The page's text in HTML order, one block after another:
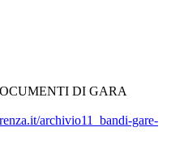
DI GARA
archivio11_bandi-gare-